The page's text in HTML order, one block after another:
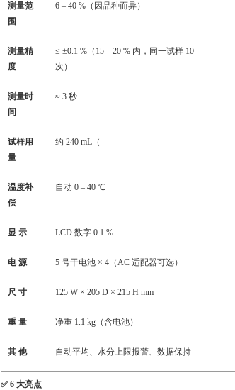
测量范
围
6 – 40 %（因品种而异）
测量精
度
≤ ±0.1 %（15 – 20 % 内，同一试样 10
次）
测量时
间
≈ 3 秒
试样用
量
约 240 mL（
温度补
偿
自动 0 – 40 ℃
显 示 LCD 数字 0.1 %
电 源 5 号干电池 × 4（AC 适配器可选）
尺 寸 125 W × 205 D × 215 H mm
重 量 净重 1.1 kg（含电池）
其 他 自动平均、水分上限报警、数据保持
✅ 6 大亮点